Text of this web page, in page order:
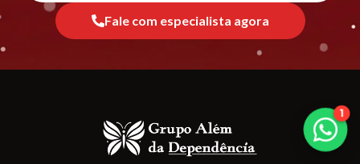
Fale com especialista agora
1